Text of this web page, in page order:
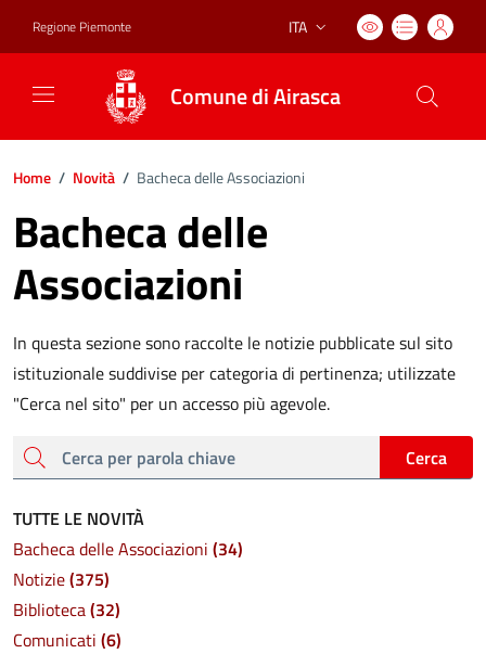
Regione Piemonte Lingua attiva:
ITA
Comune di Airasca
Home / Novità / Bacheca delle Associazioni
Bacheca delle
Associazioni
In questa sezione sono raccolte le notizie pubblicate sul sito
istituzionale suddivise per categoria di pertinenza; utilizzate
"Cerca nel sito" per un accesso più agevole.
cerca
Cerca
TUTTE LE NOVITÀ
Bacheca delle Associazioni (34)
Notizie(375)
Biblioteca(32)
Comunicati (6)